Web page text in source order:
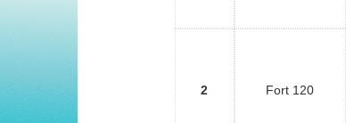
2 Fort 120